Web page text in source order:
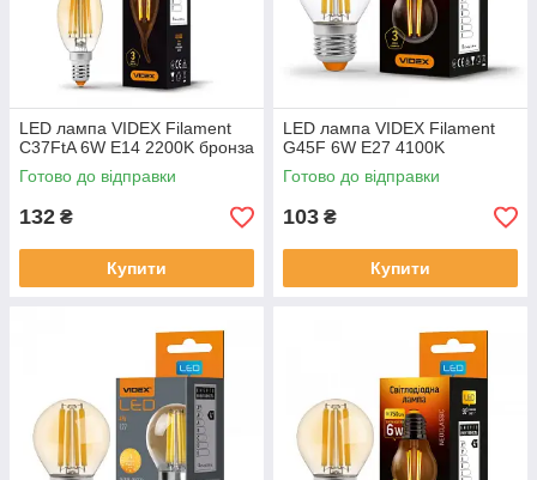
LED лампа VIDEX Filament
C37FtA 6W E14 2200K бронза
Готово до відправки
132 ₴
Купити
LED лампа VIDEX Filament
G45F 6W E27 4100K
Готово до відправки
103 ₴
Купити